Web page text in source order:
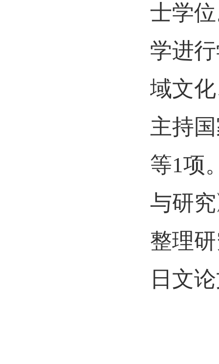
士学
学进
域文
主持
等1项
与研
整理
日文